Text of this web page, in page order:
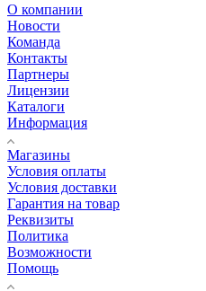
О компании
Новости
Команда
Контакты
Партнеры
Лицензии
Каталоги
Информация
Магазины
Условия оплаты
Условия доставки
Гарантия на товар
Реквизиты
Политика
Возможности
Помощь